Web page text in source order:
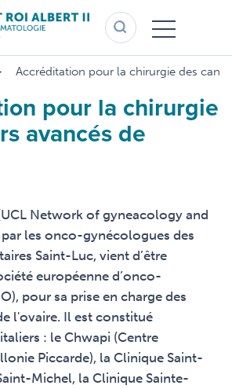
Accréditation pour la chirurgie des
pour la chirurgie
avancés de
Network of gyneacology and
les onco-gynécologues des
Saint-Luc, vient d’être
européenne d’onco-
pour sa prise en charge des
l'ovaire. Il est constitué
: le Chwapi (Centre
Piccarde), la Clinique Saint-
Michel, la Clinique Sainte-